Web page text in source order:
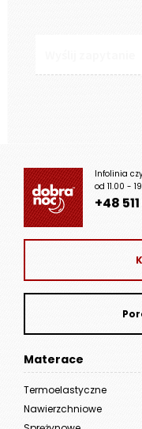
Infolinia
od 11.00 -
+48
Materace
Termoelastyczne
Nawierzchniowe